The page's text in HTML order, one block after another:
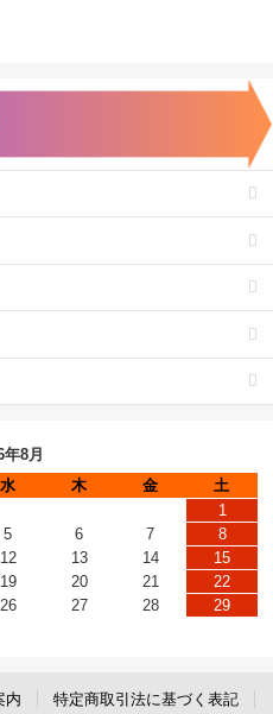
年8月
水 木 金
土
1
5 6 7
8
12 13 14
15
19 20 21
22
26 27 28
29
内 特定商取引法に基づく表記